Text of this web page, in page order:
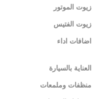
زيوت الموتور
زيوت الفتيس
اضافات اداء
العناية بالسيارة
منظفات وملمعات